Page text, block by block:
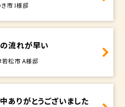
市 I様邸
流れが早い
松市 A様邸
ありがとうございました